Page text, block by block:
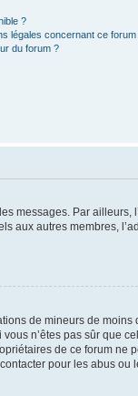
?
légales concernant ce forum
du forum ?
messages. Par ailleurs,
aux autres membres,
de mineurs de moins
n’êtes pas sûr que
de ce forum ne
pour les abus ou